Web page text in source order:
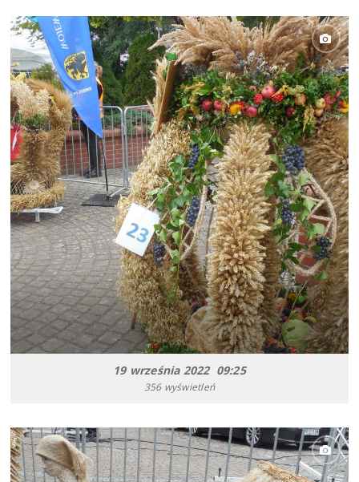
19 września 2022 09:25
356 wyświetleń